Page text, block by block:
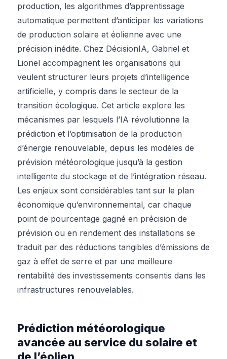
production, les algorithmes d’apprentissage
automatique permettent d’anticiper les variations
de production solaire et éolienne avec une
précision inédite. Chez DécisionIA, Gabriel et
Lionel accompagnent les organisations qui
veulent structurer leurs projets d’intelligence
artificielle, y compris dans le secteur de la
transition écologique. Cet article explore les
mécanismes par lesquels l’IA révolutionne la
prédiction et l’optimisation de la production
d’énergie renouvelable, depuis les modèles de
prévision météorologique jusqu’à la gestion
intelligente du stockage et de l’intégration réseau.
Les enjeux sont considérables tant sur le plan
économique qu’environnemental, car chaque
point de pourcentage gagné en précision de
prévision ou en rendement des installations se
traduit par des réductions tangibles d’émissions de
gaz à effet de serre et par une meilleure
rentabilité des investissements consentis dans les
infrastructures renouvelables.
Prédiction météorologique
avancée au service du solaire et
de l’éolien